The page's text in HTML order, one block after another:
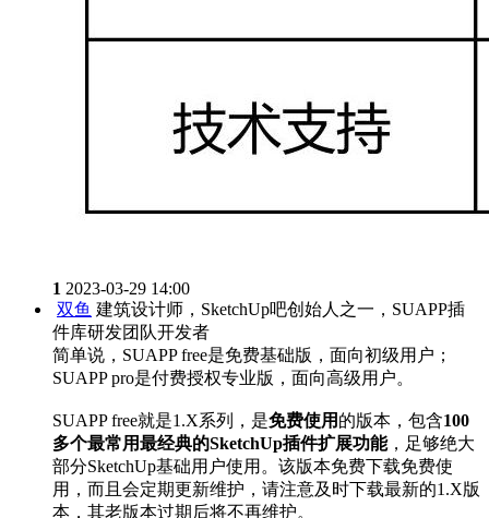
1 2023-03-29 14:00
双鱼 建筑设计师，SketchUp吧创始人之一，SUAPP插
件库研发团队开发者
简单说，SUAPP free是免费基础版，面向初级用户；
SUAPP pro是付费授权专业版，面向高级用户。
SUAPP free就是1.X系列，是免费使用 的版本，包含100
多个最常用最经典的SketchUp插件扩展功能，足够绝大
部分SketchUp基础用户使用。该版本免费下载免费使
用，而且会定期更新维护，请注意及时下载最新的1.X版
本，其老版本过期后将不再维护。